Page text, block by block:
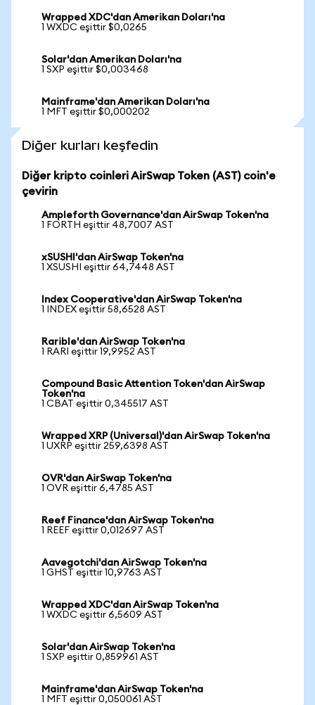
Wrapped XDC'dan Amerikan Doları'na
1 WXDC eşittir $0,0265
Solar'dan Amerikan Doları'na
1 SXP eşittir $0,003468
Mainframe'dan Amerikan Doları'na
1 MFT eşittir $0,000202
Diğer kurları keşfedin
Diğer kripto coinleri AirSwap Token (AST) coin'e
çevirin
Ampleforth Governance'dan AirSwap Token'na
1 FORTH eşittir 48,7007 AST
xSUSHI'dan AirSwap Token'na
1 XSUSHI eşittir 64,7448 AST
Index Cooperative'dan AirSwap Token'na
1 INDEX eşittir 58,6528 AST
Rarible'dan AirSwap Token'na
1 RARI eşittir 19,9952 AST
Compound Basic Attention Token'dan AirSwap
Token'na
1 CBAT eşittir 0,345517 AST
Wrapped XRP (Universal)'dan AirSwap Token'na
1 UXRP eşittir 259,6398 AST
OVR'dan AirSwap Token'na
1 OVR eşittir 6,4785 AST
Reef Finance'dan AirSwap Token'na
1 REEF eşittir 0,012697 AST
Aavegotchi'dan AirSwap Token'na
1 GHST eşittir 10,9763 AST
Wrapped XDC'dan AirSwap Token'na
1 WXDC eşittir 6,5609 AST
Solar'dan AirSwap Token'na
1 SXP eşittir 0,859961 AST
Mainframe'dan AirSwap Token'na
1 MFT eşittir 0,050061 AST